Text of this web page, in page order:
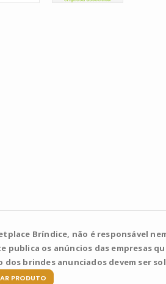
Bríndice, não é responsável
publica os anúncios das empresas
dos brindes anunciados devem ser
PRODUTO